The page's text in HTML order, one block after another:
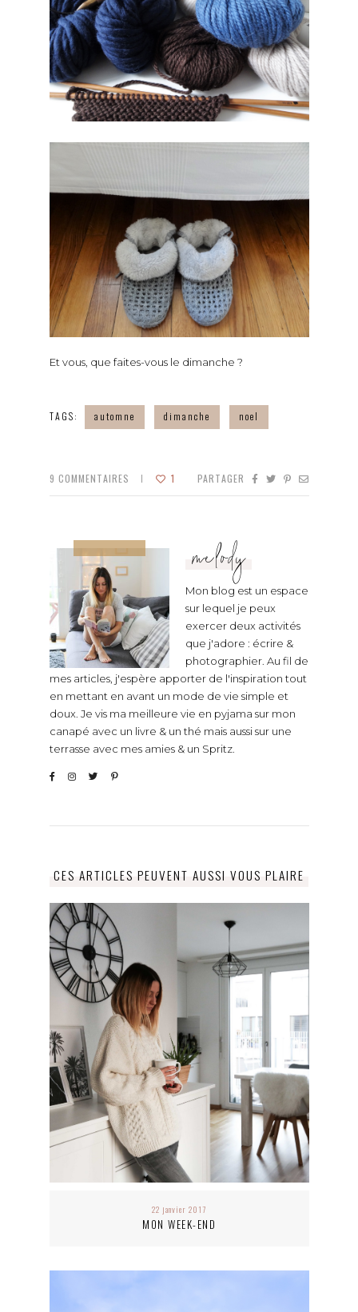
Et vous, que faites-vous le dimanche ?
TAGS: automne dimanche noel
9 COMMENTAIRES 1 PARTAGER
melody
Mon blog est un espace
sur lequel je peux
exercer deux activités
que j'adore : écrire &
photographier. Au fil de
mes articles, j'espère apporter de l'inspiration tout
en mettant en avant un mode de vie simple et
doux. Je vis ma meilleure vie en pyjama sur mon
canapé avec un livre & un thé mais aussi sur une
terrasse avec mes amies & un Spritz.
CES ARTICLES PEUVENT AUSSI VOUS PLAIRE
22 janvier 2017
MON WEEK-END